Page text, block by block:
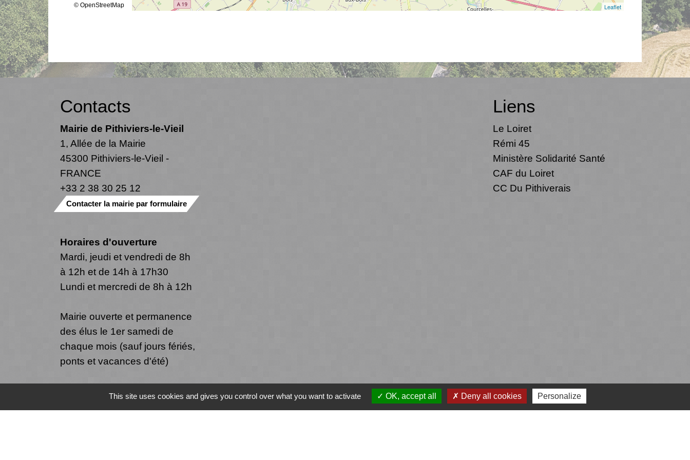
Leaflet
© OpenStreetMap
Contacts
Mairie de Pithiviers-le-Vieil
1, Allée de la Mairie
45300 Pithiviers-le-Vieil -
FRANCE
+33 2 38 30 25 12
Contacter la mairie par formulaire
Horaires d'ouverture
Mardi, jeudi et vendredi de 8h
à 12h et de 14h à 17h30
Lundi et mercredi de 8h à 12h
Mairie ouverte et permanence
des élus le 1er samedi de
chaque mois (sauf jours fériés,
ponts et vacances d'été)
Liens
Le Loiret
Rémi 45
Ministère Solidarité Santé
CAF du Loiret
CC Du Pithiverais
Mentions légales - Politique de confidentialité - Accessibilité - Plan du site - Gestion des cookies
This site uses cookies and gives you control over what you want to activate OK, accept all Deny all cookies Personalize